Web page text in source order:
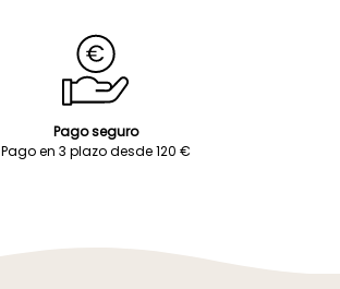
Pago seguro
Pago en 3 plazo desde 120 €